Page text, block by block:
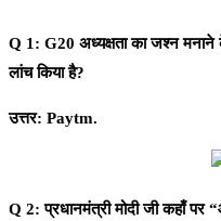
Q 1: G20 अध्यक्षता का जश्न
लांच किया है?
उत्तर: Paytm.
Q 2: प्रधानमंत्री मोदी जी कहाँ पर